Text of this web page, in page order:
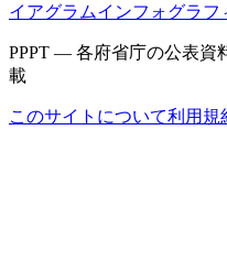
イアグラムインフォグラフ
PPPT — 各府省庁の公表資
載
このサイトについて利用規